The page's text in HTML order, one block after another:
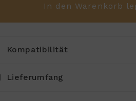
In den Warenkorb
Kompatibilität
Lieferumfang